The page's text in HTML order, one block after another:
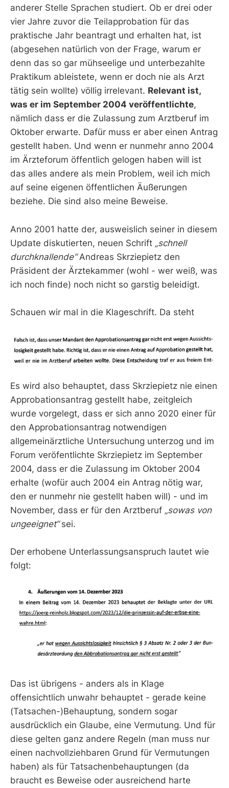
anderer Stelle Sprachen studiert. Ob er drei oder
vier Jahre zuvor die Teilapprobation für das
praktische Jahr beantragt und erhalten hat, ist
(abgesehen natürlich von der Frage, warum er
denn das so gar mühseelige und unterbezahlte
Praktikum ableistete, wenn er doch nie als Arzt
tätig sein wollte) völlig irrelevant. Relevant ist,
was er im September 2004 veröffentlichte,
nämlich dass er die Zulassung zum Arztberuf im
Oktober erwarte. Dafür muss er aber einen Antrag
gestellt haben. Und wenn er nunmehr anno 2004
im Ärzteforum öffentlich gelogen haben will ist
das alles andere als mein Problem, weil ich mich
auf seine eigenen öffentlichen Äußerungen
beziehe. Die sind also meine Beweise.
Anno 2001 hatte der, ausweislich seiner in diesem
Update diskutierten, neuen Schrift „schnell
durchknallende“Andreas Skrziepietz den
Präsident der Ärztekammer (wohl - wer weiß, was
ich noch finde) noch nicht so garstig beleidigt.
Schauen wir mal in die Klageschrift. Da steht
Es wird also behauptet, dass Skrziepietz nie einen
Approbationsantrag gestellt habe, zeitgleich
wurde vorgelegt, dass er sich anno 2020 einer für
den Approbationsantrag notwendigen
allgemeinärztliche Untersuchung unterzog und im
Forum veröfentlichte Skrziepietz im September
2004, dass er die Zulassung im Oktober 2004
erhalte (wofür auch 2004 ein Antrag nötig war,
den er nunmehr nie gestellt haben will) - und im
November, dass er für den Arztberuf „sowas von
ungeeignet“sei.
Der erhobene Unterlassungsanspruch lautet wie
folgt:
Das ist übrigens - anders als in Klage
offensichtlich unwahr behauptet - gerade keine
(Tatsachen-)Behauptung, sondern sogar
ausdrücklich ein Glaube, eine Vermutung. Und für
diese gelten ganz andere Regeln (man muss nur
einen nachvollziehbaren Grund für Vermutungen
haben) als für Tatsachenbehauptungen (da
braucht es Beweise oder ausreichend harte